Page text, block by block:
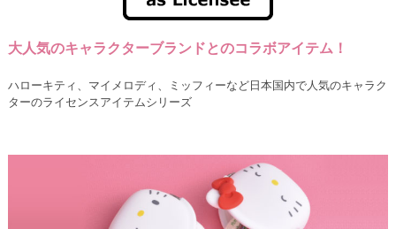
大人気のキャラクターブランドとのコラボアイテム！
ハローキティ、マイメロディ、ミッフィーなど日本国内で人気のキャラク
ターのライセンスアイテムシリーズ